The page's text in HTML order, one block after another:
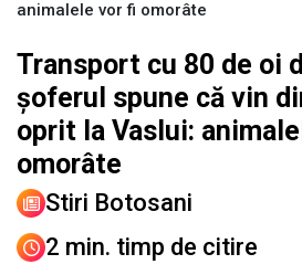
animalele vor fi omorâte
Transport cu 80 de oi
șoferul spune că vin
oprit la Vaslui:
omorâte
Stiri Botosani
2 min. timp de citire